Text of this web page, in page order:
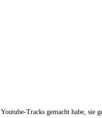
Tracks gemacht habe, sie